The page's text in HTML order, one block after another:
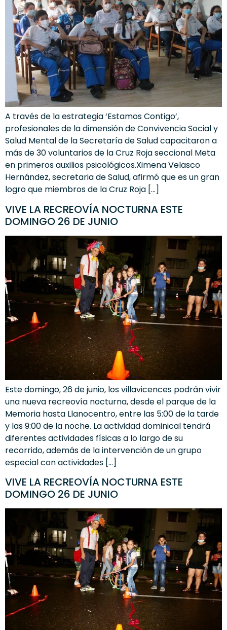
A través de la estrategia ‘Estamos Contigo’,
profesionales de la dimensión de Convivencia Social y
Salud Mental de la Secretaría de Salud capacitaron a
más de 30 voluntarios de la Cruz Roja seccional Meta
en primeros auxilios psicológicos.Ximena Velasco
Hernández, secretaria de Salud, afirmó que es un gran
logro que miembros de la Cruz Roja […]
VIVE LA RECREOVÍA NOCTURNA ESTE
DOMINGO 26 DE JUNIO
Este domingo, 26 de junio, los villavicences podrán vivir
una nueva recreovía nocturna, desde el parque de la
Memoria hasta Llanocentro, entre las 5:00 de la tarde
y las 9:00 de la noche. La actividad dominical tendrá
diferentes actividades físicas a lo largo de su
recorrido, además de la intervención de un grupo
especial con actividades […]
VIVE LA RECREOVÍA NOCTURNA ESTE
DOMINGO 26 DE JUNIO